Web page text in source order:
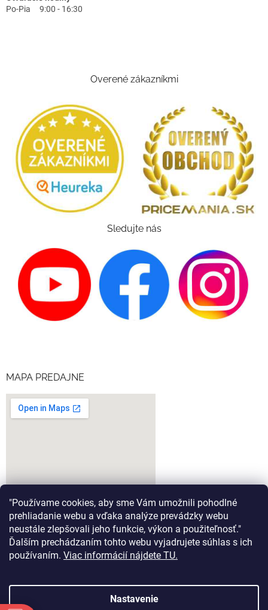
"Používame cookies, aby sme Vám umožnili pohodlné
prehliadanie webu a vďaka analýze prevádzky webu
neustále zlepšovali jeho funkcie, výkon a použiteľnosť."
Ďalším prechádzaním tohto webu vyjadrujete súhlas s ich
používaním. Viac informácií nájdete TU.
Nastavenie
Po-Pia 9:00 - 16:30
Overené zákazníkmi
Sledujte nás
MAPA PREDAJNE
google-map-generator.com
Vytvoril Shoptet